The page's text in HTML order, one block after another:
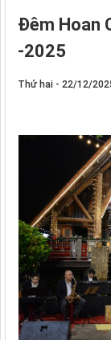
Đêm Hoan
-2025
Thứ hai - 22/12/